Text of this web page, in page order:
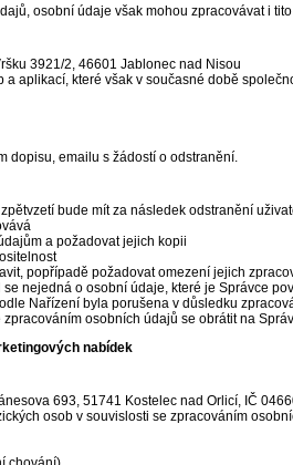
osobní údaje však mohou zpracovávat i
3921/2, 46601 Jablonec nad Nisou
aplikací, které však v současné době
dopisu, emailu s žádostí o odstranění.
bude mít za následek odstranění
a požadovat jejich kopii
popřípadě požadovat omezení jejich
nejedná o osobní údaje, které je Správce
Nařízení byla porušena v důsledku
osobních údajů se obrátit na
nabídek
693, 51741 Kostelec nad Orlicí, IČ
osob v souvislosti se zpracováním